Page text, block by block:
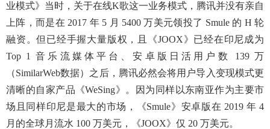
业模式》 当时，关于在线K歌这一业务模式，腾讯并没有亲自
上阵，而是在 2017 年 5 月 5400 万美元领投了 Smule 的 H 轮
融资。但已经手握大量版权，且《JOOX》已经在印尼成为
Top 1 音乐流媒体平台、安卓版日活用户数 139 万
（SimilarWeb数据）之后，腾讯必然会将用户导入变现模式更
清晰的自家产品《WeSing》。因为同样以东南亚作为主要市
场且同样印尼是最大的市场，《Smule》安卓版在 2019 年 4
月的全球月流水 100 万美元，《JOOX》仅 20 万美元。